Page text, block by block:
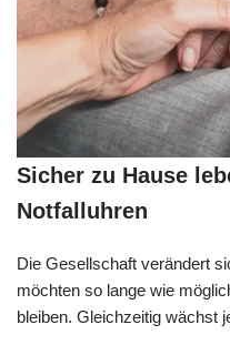
Sicher zu Hause
Notfalluhren
Die Gesellschaft verändert
möchten so lange wie
bleiben. Gleichzeitig wächst